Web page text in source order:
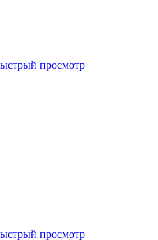
просмотр
просмотр